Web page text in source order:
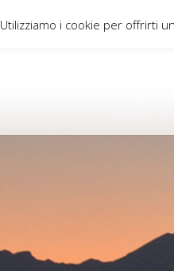
La
Utilizziamo i cookie per offrirti